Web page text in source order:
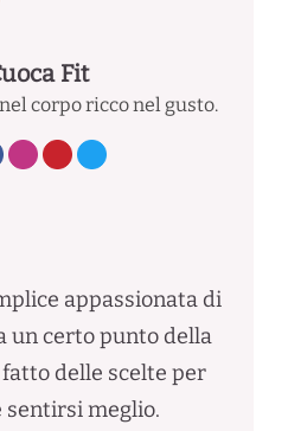
Fit
corpo ricco nel gusto.
appassionata di
un certo punto della
fatto delle scelte per
sentirsi meglio.